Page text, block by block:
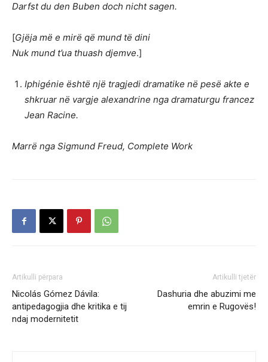
Darfst du den Buben doch nicht sagen.
[Gjëja më e mirë që mund të dini
Nuk mund t’ua thuash djemve.]
Iphigénie është një tragjedi dramatike në pesë akte e
shkruar në vargje alexandrine nga dramaturgu francez
Jean Racine.
Marrë nga Sigmund Freud, Complete Work
Artikulli përpara
Nicolás Gómez Dávila:
antipedagogjia dhe kritika e tij
ndaj modernitetit
Artikulli tjetër
Dashuria dhe abuzimi me
emrin e Rugovës!